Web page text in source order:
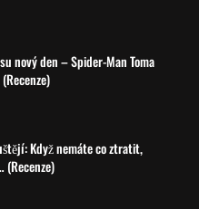
nový den – Spider-Man Toma
Když nemáte co ztratit,
(Recenze)